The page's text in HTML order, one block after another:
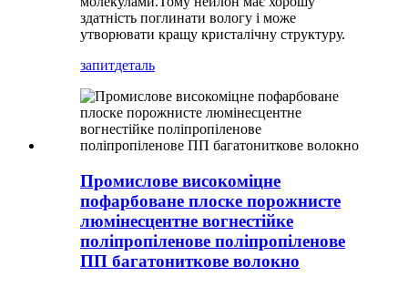
здатність поглинати вологу і може
утворювати кращу кристалічну структуру.
запитдеталь
Промислове високоміцне
пофарбоване плоске порожнисте
люмінесцентне вогнестійке
поліпропіленове поліпропіленове
ПП багатониткове волокно